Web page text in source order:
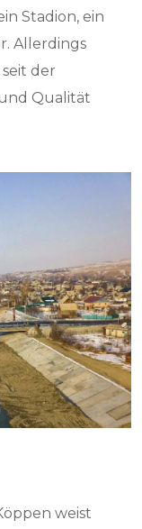
Stadion, ein
Allerdings
der
Qualität
weist